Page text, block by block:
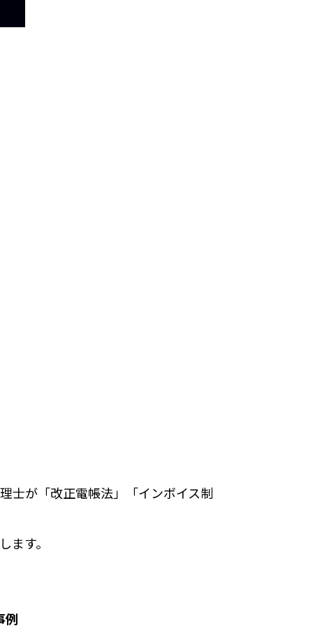
士が「改正電帳法」「インボイス制
す。
例